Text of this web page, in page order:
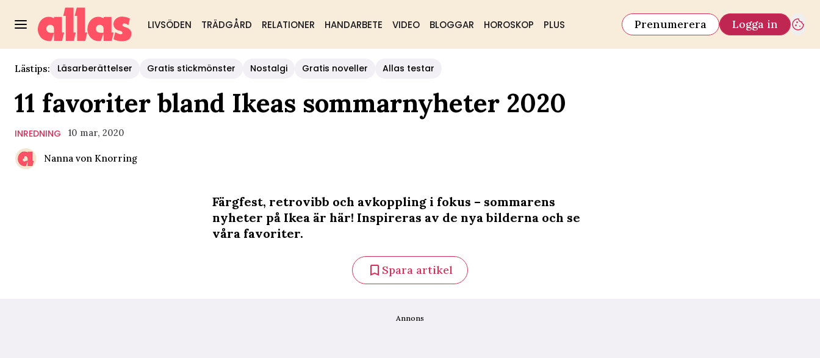
LIVSÖDEN TRÄDGÅRD RELATIONER HANDARBETE VIDEO BLOGGAR HOROSKOP PLUS Prenumerera Logga in
Lästips: Läsarberättelser Gratis stickmönster Nostalgi Gratis noveller Allas testar
11 favoriter bland Ikeas sommarnyheter 2020
INREDNING 10 mar, 2020
Nanna von Knorring
Färgfest, retrovibb och avkoppling i fokus – sommarens
nyheter på Ikea är här! Inspireras av de nya bilderna och se
våra favoriter.
Spara artikel
Annons